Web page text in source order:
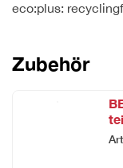
eco:plus:
Zubehör